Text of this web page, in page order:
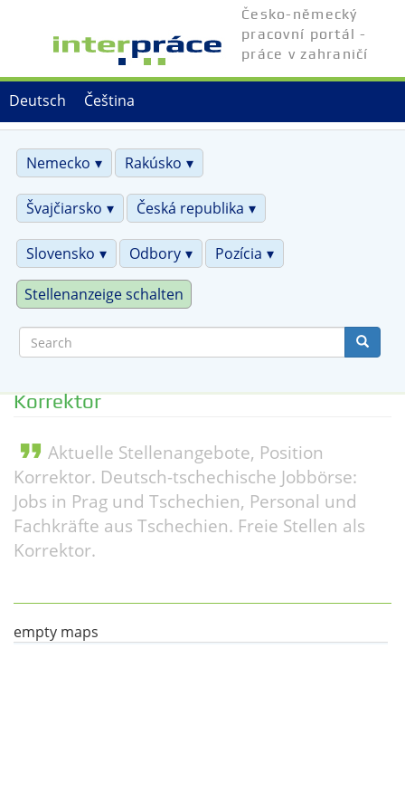
Čeština
Deutsch
Česko-německý
pracovní portál -
práce v zahraničí
Nemecko Rakúsko
Švajčiarsko Česká republika
Slovensko Odbory Pozícia
Stellenanzeige schalten
Korrektor
format_quote Aktuelle Stellenangebote, Position
Korrektor. Deutsch-tschechische Jobbörse:
Jobs in Prag und Tschechien, Personal und
Fachkräfte aus Tschechien. Freie Stellen als
Korrektor.
empty maps